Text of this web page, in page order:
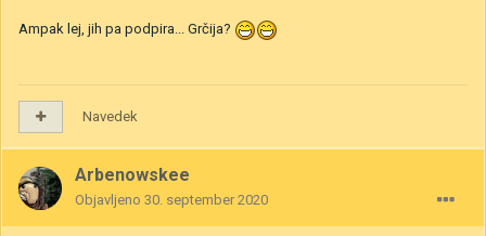
Ampak lej, jih pa podpira... Grčija?
Navedek
Arbenowskee
Objavljeno 30. september 2020